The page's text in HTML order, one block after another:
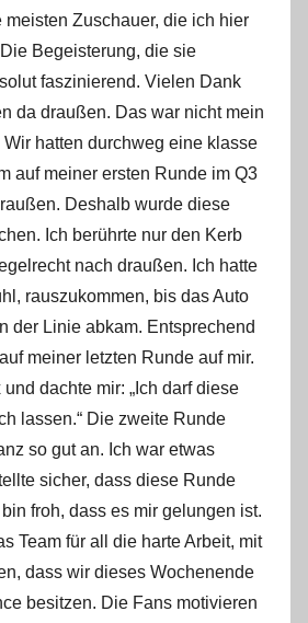
Zuschauer, die ich hier
Begeisterung, die sie
faszinierend. Vielen Dank
da draußen. Das war nicht mein
hatten durchweg eine klasse
auf meiner ersten Runde im Q3
Deshalb wurde diese
Ich berührte nur den Kerb
nach draußen. Ich hatte
rauszukommen, bis das Auto
der Linie abkam. Entsprechend
meiner letzten Runde auf mir.
dachte mir: „Ich darf diese
lassen.“ Die zweite Runde
so gut an. Ich war etwas
sicher, dass diese Runde
froh, dass es mir gelungen ist.
Team für all die harte Arbeit, mit
dass wir dieses Wochenende
besitzen. Die Fans motivieren